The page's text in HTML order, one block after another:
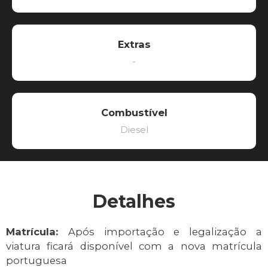
Extras
-
Combustível
Diesel
Detalhes
Matrícula: Após importação e legalização a
viatura ficará disponível com a nova matrícula
portuguesa